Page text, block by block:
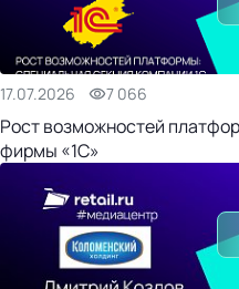
17.07.2026 7 066
Рост возможностей
фирмы «1С»